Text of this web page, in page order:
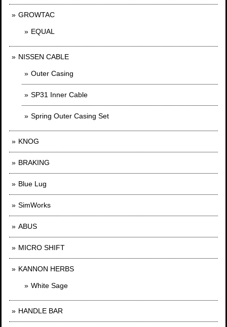
GROWTAC
EQUAL
NISSEN CABLE
Outer Casing
SP31 Inner Cable
Spring Outer Casing Set
KNOG
BRAKING
Blue Lug
SimWorks
ABUS
MICRO SHIFT
KANNON HERBS
White Sage
HANDLE BAR